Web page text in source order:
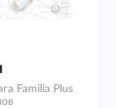
Familia Plus